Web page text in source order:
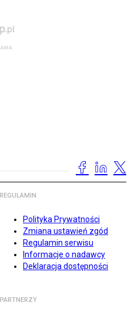
REGULAMIN
Polityka Prywatności
Zmiana ustawień zgód
Regulamin serwisu
Informacje o nadawcy
Deklaracja dostępności
PARTNERZY